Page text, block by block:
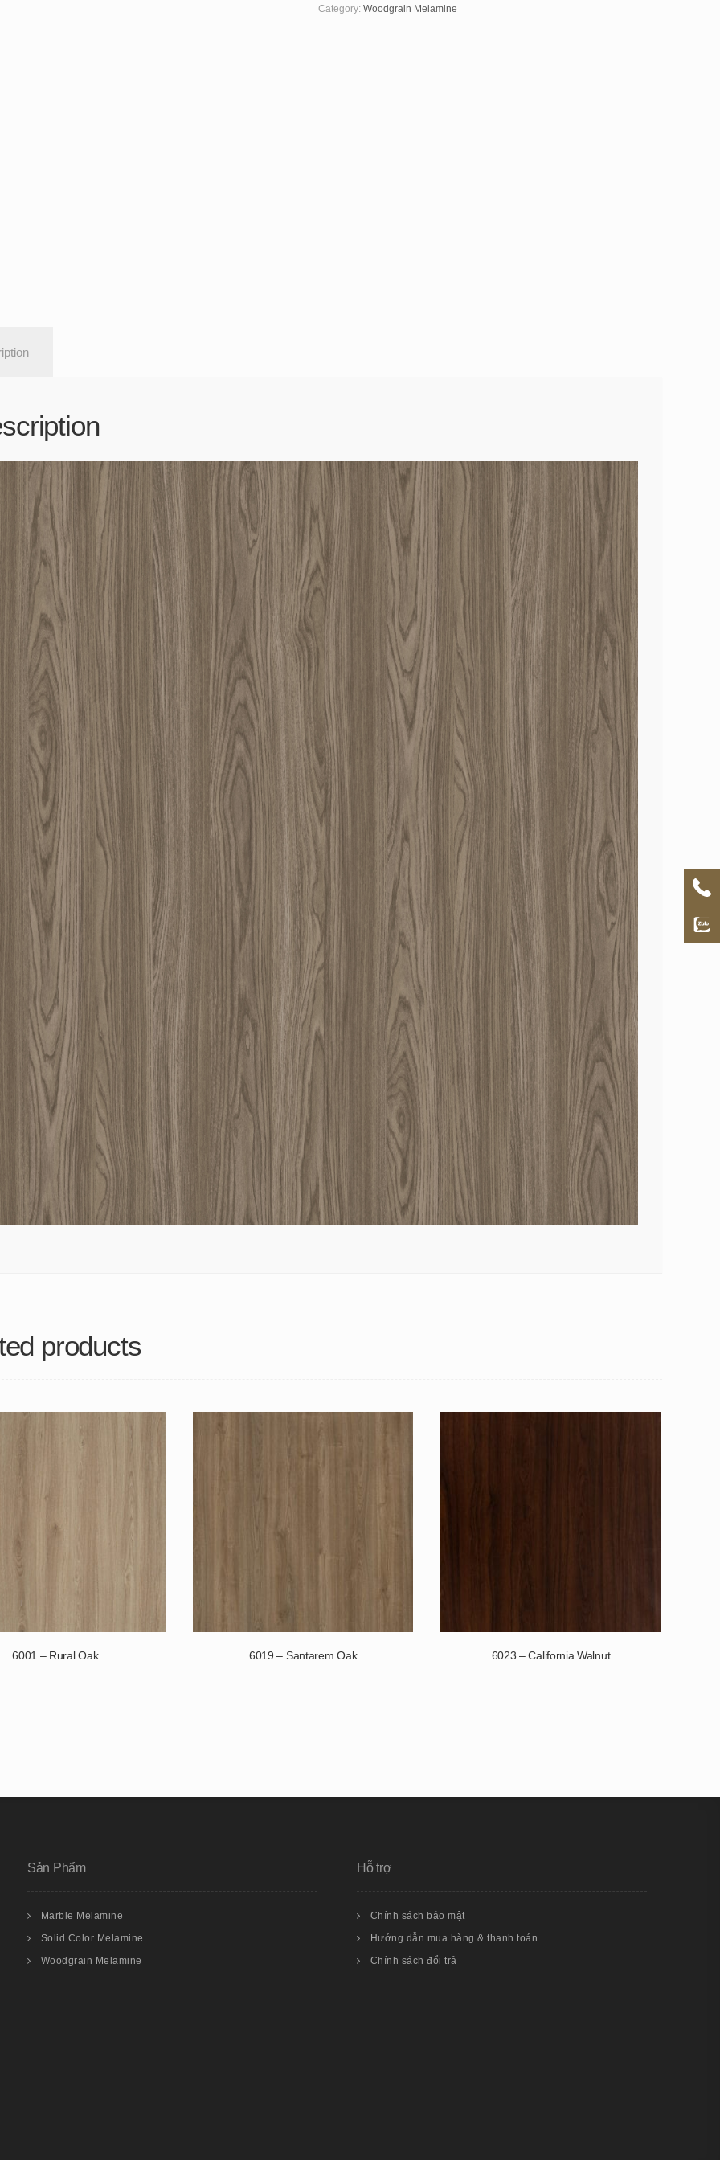
Category: Woodgrain Melamine
products
6001 – Rural Oak 6019 – Santarem Oak 6023 – California Walnut
Sản Phẩm
Marble Melamine
Solid Color Melamine
Woodgrain Melamine
Hỗ trợ
Chính sách bảo mật
Hướng dẫn mua hàng & thanh toán
Chính sách đổi trả